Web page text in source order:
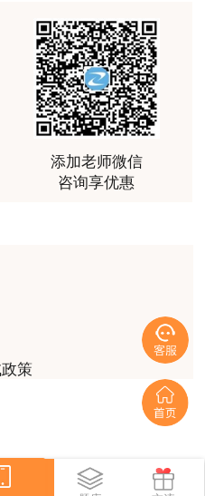
购买体验很不错。
我留下了深刻的影响
，没时间学，就看了冲刺
，超级喜欢
添加老师微信
咨询享优惠
策